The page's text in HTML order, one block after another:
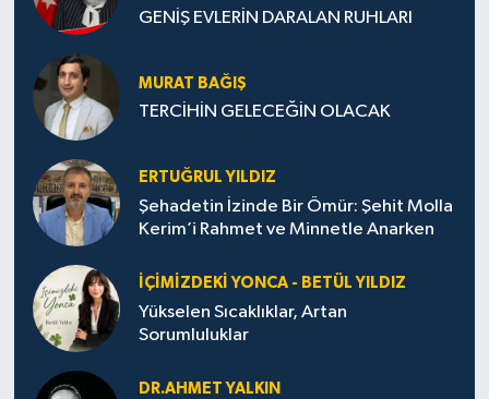
GENİŞ EVLERİN DARALAN RUHLARI
MURAT BAĞIŞ
TERCİHİN GELECEĞİN OLACAK
ERTUĞRUL YILDIZ
Şehadetin İzinde Bir Ömür: Şehit Molla
Kerim’i Rahmet ve Minnetle Anarken
İÇIMIZDEKI YONCA - BETÜL YILDIZ
Yükselen Sıcaklıklar, Artan
Sorumluluklar
DR.AHMET YALKIN